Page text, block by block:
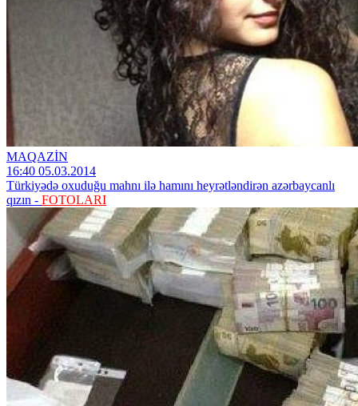
MAQAZİN
16:40 05.03.2014
Türkiyədə oxuduğu mahnı ilə hamını heyrətləndirən azərbaycanlı
qızın - FOTOLARI